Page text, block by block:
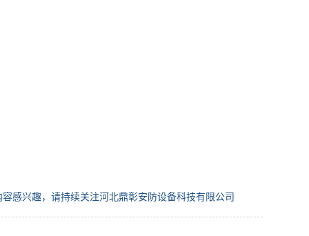
感兴趣，请持续关注河北鼎彰安防设备科技有限公司